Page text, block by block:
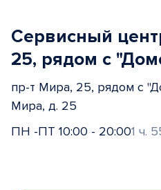
Сервисный
25, рядом с
пр-т Мира, 25, рядом с
Мира, д. 25
ПН -ПТ 10:00 - 20:001 ч.